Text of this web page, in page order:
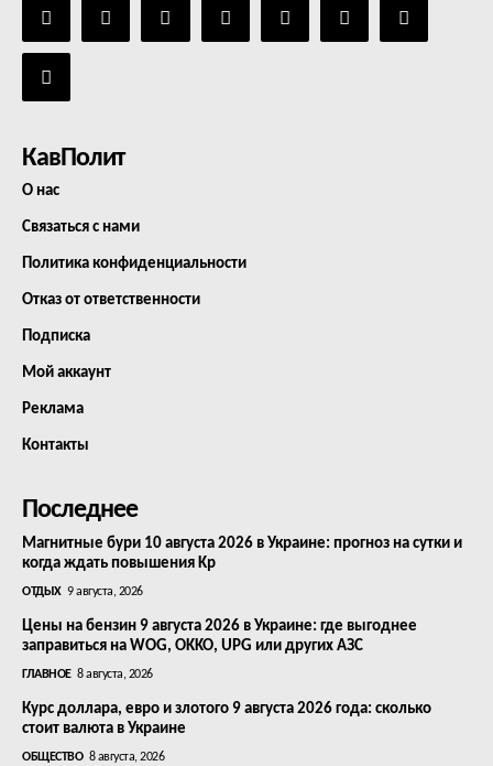
КавПолит
О нас
Связаться с нами
Политика конфиденциальности
Отказ от ответственности
Подписка
Мой аккаунт
Реклама
Контакты
Последнее
Магнитные бури 10 августа 2026 в Украине: прогноз на сутки и
когда ждать повышения Kp
ОТДЫХ 9 августа, 2026
Цены на бензин 9 августа 2026 в Украине: где выгоднее
заправиться на WOG, OKKO, UPG или других АЗС
ГЛАВНОЕ 8 августа, 2026
Курс доллара, евро и злотого 9 августа 2026 года: сколько
стоит валюта в Украине
ОБЩЕСТВО 8 августа, 2026